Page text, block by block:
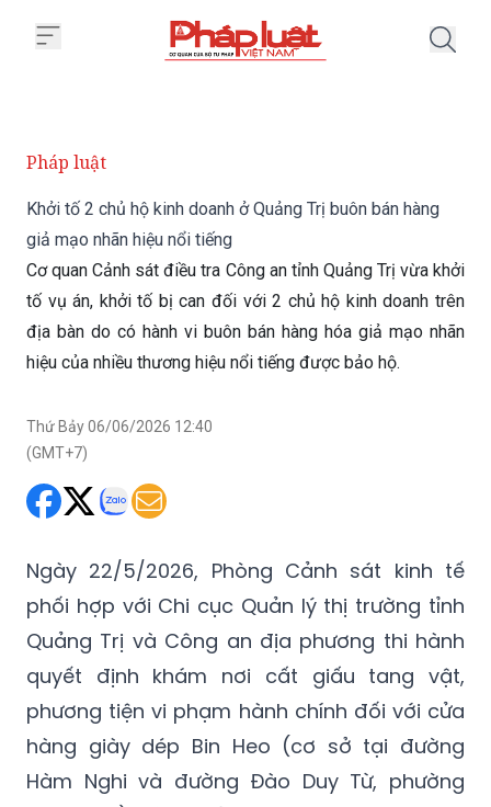
Pháp luật
Khởi tố 2 chủ hộ kinh doanh ở Quảng Trị buôn bán hàng
giả mạo nhãn hiệu nổi tiếng
Cơ quan Cảnh sát điều tra Công an tỉnh Quảng Trị vừa khởi
tố vụ án, khởi tố bị can đối với 2 chủ hộ kinh doanh trên
hiệu của nhiều thương hiệu nổi tiếng được bảo hộ.
Thứ Bảy 06/06/2026 12:40
Ngày 22/5/2026, Phòng Cảnh sát kinh tế
phối hợp với Chi cục Quản lý thị trường tỉnh
Quảng Trị và Công an địa phương thi hành
quyết định khám nơi cất giấu tang vật,
phương tiện vi phạm hành chính đối với cửa